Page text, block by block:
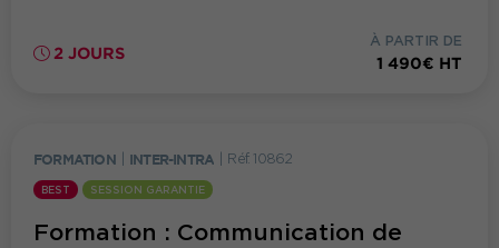
2 JOURS
À PARTIR DE
1 490€ HT
FORMATION INTER-INTRA Réf. 10862
BEST SESSION GARANTIE
Formation : Communication de